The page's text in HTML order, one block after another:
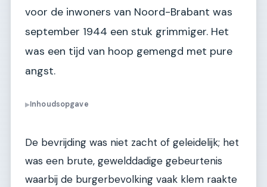
voor de inwoners van Noord-Brabant was
september 1944 een stuk grimmiger. Het
was een tijd van hoop gemengd met pure
angst.
▶Inhoudsopgave
De bevrijding was niet zacht of geleidelijk; het
was een brute, gewelddadige gebeurtenis
waarbij de burgerbevolking vaak klem raakte